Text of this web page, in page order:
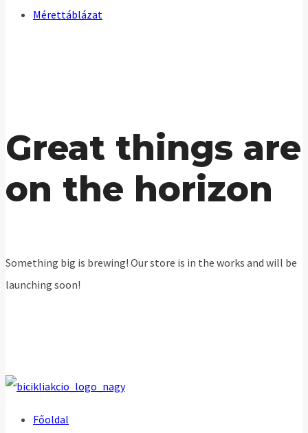
Mérettáblázat
Great things are
on the horizon
Something big is brewing! Our store is in the works and will be
launching soon!
Főoldal